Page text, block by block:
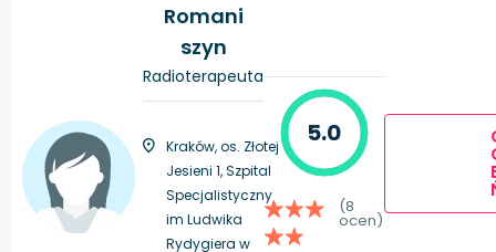
Romani
szyn
Radioterapeuta
Kraków, os. Złotej
Jesieni 1, Szpital
Specjalistyczny
im Ludwika
Rydygiera w
5.0
(8
ocen)